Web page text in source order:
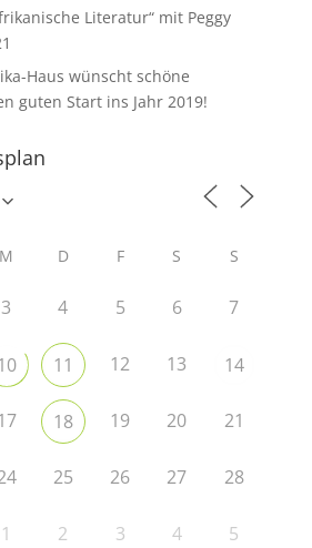
Literatur“ mit Peggy
Haus wünscht schöne
guten Start ins Jahr 2019!
M D F S S
3 4 5 6 7
11 12 13 14
18 19 20 21
25 26 27 28
1 2 3 4 5